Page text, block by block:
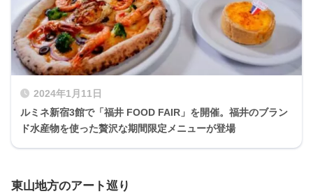
2024年1月11日
ルミネ新宿3館で「福井 FOOD FAIR」を開催。福井のブラン
ド水産物を使った贅沢な期間限定メニューが登場
東山地方のアート巡り